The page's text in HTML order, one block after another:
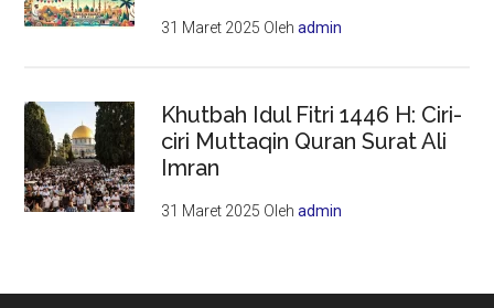
31 Maret 2025 Olehadmin
Khutbah Idul Fitri 1446 H: Ciri-
ciri Muttaqin Quran Surat Ali
Imran
31 Maret 2025 Olehadmin